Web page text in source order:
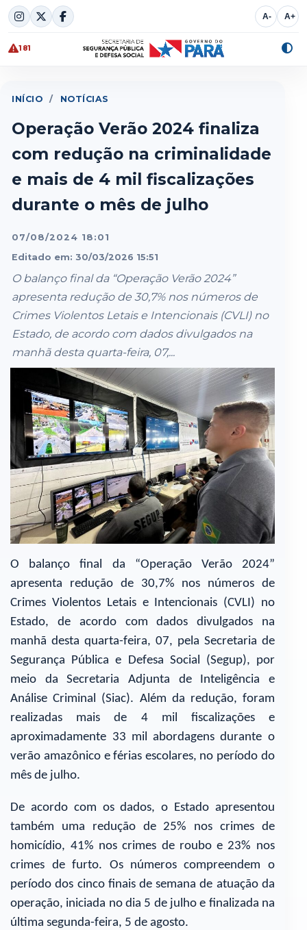
Skip
to
content
A- A+
181
INÍCIO / NOTÍCIAS
Operação Verão 2024 finaliza
com redução na criminalidade
e mais de 4 mil fiscalizações
durante o mês de julho
07/08/2024 18:01
Editado em: 30/03/2026 15:51
O balanço final da “Operação Verão 2024”
apresenta redução de 30,7% nos números de
Crimes Violentos Letais e Intencionais (CVLI) no
Estado, de acordo com dados divulgados na
manhã desta quarta-feira, 07,...
O balanço final da “Operação Verão 2024”
apresenta redução de 30,7% nos números de
Crimes Violentos Letais e Intencionais (CVLI) no
Estado, de acordo com dados divulgados na
manhã desta quarta-feira, 07, pela Secretaria de
Segurança Pública e Defesa Social (Segup), por
meio da Secretaria Adjunta de Inteligência e
Análise Criminal (Siac). Além da redução, foram
realizadas mais de 4 mil fiscalizações e
aproximadamente 33 mil abordagens durante o
verão amazônico e férias escolares, no período do
mês de julho.
De acordo com os dados, o Estado apresentou
também uma redução de 25% nos crimes de
homicídio, 41% nos crimes de roubo e 23% nos
crimes de furto. Os números compreendem o
período dos cinco finais de semana de atuação da
operação, iniciada no dia 5 de julho e finalizada na
última segunda-feira, 5 de agosto.